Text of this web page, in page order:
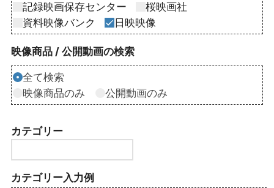
記録映画保存センター
桜映画社
資料映像バンク
日映映像
映像商品 / 公開動画の検索
全て検索
映像商品のみ
公開動画のみ
カテゴリー
カテゴリー入力例